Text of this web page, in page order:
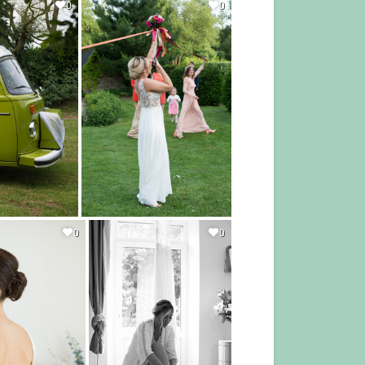
0 0
0 0